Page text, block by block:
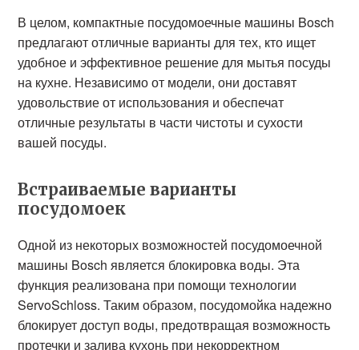
В целом, компактные посудомоечные машины Bosch
предлагают отличные варианты для тех, кто ищет
удобное и эффективное решение для мытья посуды
на кухне. Независимо от модели, они доставят
удовольствие от использования и обеспечат
отличные результаты в части чистоты и сухости
вашей посуды.
Встраиваемые варианты
посудомоек
Одной из некоторых возможностей посудомоечной
машины Bosch является блокировка воды. Эта
функция реализована при помощи технологии
ServoSchloss. Таким образом, посудомойка надежно
блокирует доступ воды, предотвращая возможность
протечки и залива кухонь при некорректном